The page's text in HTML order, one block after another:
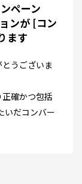
ペーン
ンが [コン
ます
うございま
確かつ包括
いだコンバー